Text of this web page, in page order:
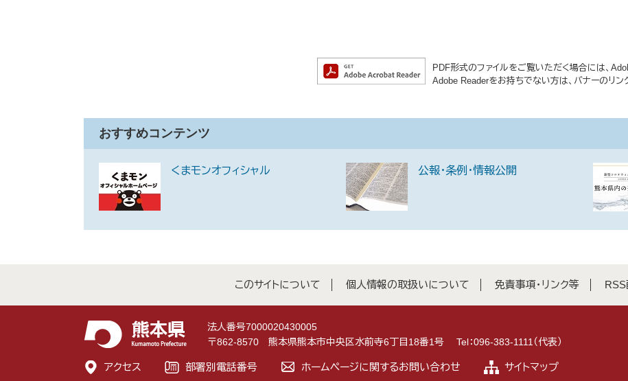
PDF形式のファイルをご覧いただく場合には、
Adobe Readerをお持ちでない方は、バナーのリン
おすすめコンテンツ
くまモンオフィシャル 公報・条例・情報公開
このサイトについて 個人情報の取扱いについて 免責事項・リンク等
法人番号7000020430005
〒862-8570 熊本県熊本市中央区水前寺6丁目18番1号
Tel：096-383-1111（代表）
アクセス 部署別電話番号 ホームページに関するお問い合わせ サイトマップ